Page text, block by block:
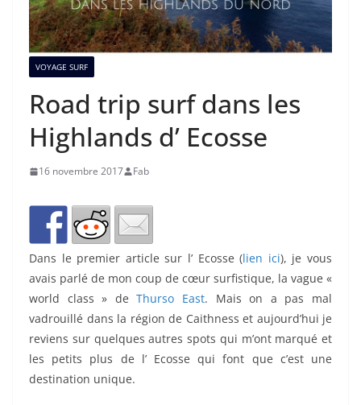
VOYAGE SURF
Road trip surf dans les
Highlands d’ Ecosse
16 novembre 2017 Fab
Dans le premier article sur l’ Ecosse (lien ici), je vous
avais parlé de mon coup de cœur surfistique, la vague «
world class » deThurso East. Mais on a pas mal
vadrouillé dans la région de Caithness et aujourd’hui je
reviens sur quelques autres spots qui m’ont marqué et
les petits plus de l’ Ecosse qui font que c’est une
destination unique.